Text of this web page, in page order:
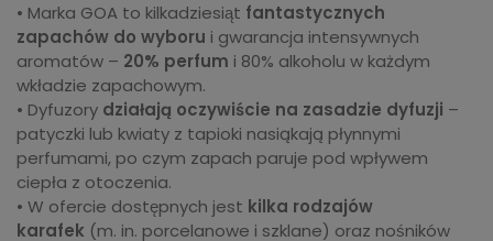
• Marka GOA to kilkadziesiąt fantastycznych
zapachów do wyboru i gwarancja intensywnych
aromatów – 20% perfum i 80% alkoholu w każdym
wkładzie zapachowym.
• Dyfuzory działają oczywiście na zasadzie dyfuzji –
patyczki lub kwiaty z tapioki nasiąkają płynnymi
perfumami, po czym zapach paruje pod wpływem
ciepła z otoczenia.
• W ofercie dostępnych jest kilka rodzajów
karafek (m. in. porcelanowe i szklane) oraz nośników